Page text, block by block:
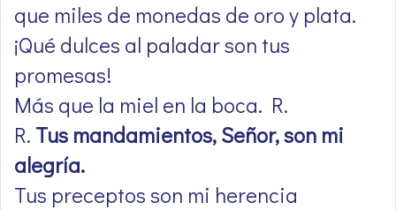
que miles de monedas de oro y plata.
¡Qué dulces al paladar son tus
promesas!
Más que la miel en la boca. R.
R. Tus mandamientos, Señor, son mi
alegría.
Tus preceptos son mi herencia